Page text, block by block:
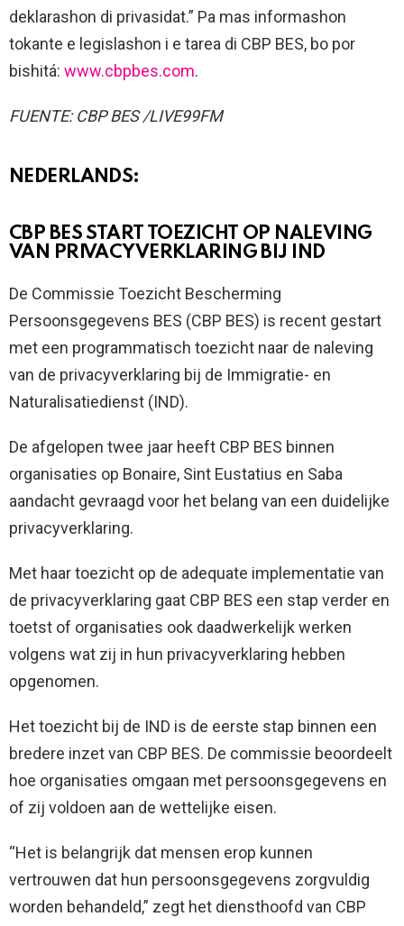
deklarashon di privasidat.” Pa mas informashon
tokante e legislashon i e tarea di CBP BES, bo por
bishitá: www.cbpbes.com.
FUENTE: CBP BES /LIVE99FM
NEDERLANDS:
CBP BES START TOEZICHT OP NALEVING
VAN PRIVACYVERKLARING BIJ IND
De Commissie Toezicht Bescherming
Persoonsgegevens BES (CBP BES) is recent gestart
met een programmatisch toezicht naar de naleving
van de privacyverklaring bij de Immigratie- en
Naturalisatiedienst (IND).
De afgelopen twee jaar heeft CBP BES binnen
organisaties op Bonaire, Sint Eustatius en Saba
aandacht gevraagd voor het belang van een duidelijke
privacyverklaring.
Met haar toezicht op de adequate implementatie van
de privacyverklaring gaat CBP BES een stap verder en
toetst of organisaties ook daadwerkelijk werken
volgens wat zij in hun privacyverklaring hebben
opgenomen.
Het toezicht bij de IND is de eerste stap binnen een
bredere inzet van CBP BES. De commissie beoordeelt
hoe organisaties omgaan met persoonsgegevens en
of zij voldoen aan de wettelijke eisen.
“Het is belangrijk dat mensen erop kunnen
vertrouwen dat hun persoonsgegevens zorgvuldig
worden behandeld,” zegt het diensthoofd van CBP